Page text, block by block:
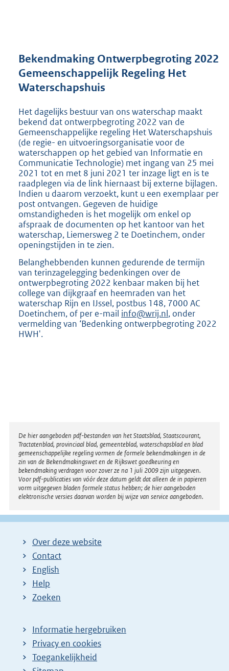
r
o
o
e
:
2
0
4
K
b
Bekendmaking Ontwerpbegroting 2022
Gemeenschappelijk Regeling Het
Waterschapshuis
Het dagelijks bestuur van ons waterschap maakt
bekend dat ontwerpbegroting 2022 van de
Gemeenschappelijke regeling Het Waterschapshuis
(de regie- en uitvoeringsorganisatie voor de
waterschappen op het gebied van Informatie en
Communicatie Technologie) met ingang van 25 mei
2021 tot en met 8 juni 2021 ter inzage ligt en is te
raadplegen via de link hiernaast bij externe bijlagen.
Indien u daarom verzoekt, kunt u een exemplaar per
post ontvangen. Gegeven de huidige
omstandigheden is het mogelijk om enkel op
afspraak de documenten op het kantoor van het
waterschap, Liemersweg 2 te Doetinchem, onder
openingstijden in te zien.
Belanghebbenden kunnen gedurende de termijn
van terinzagelegging bedenkingen over de
ontwerpbegroting 2022 kenbaar maken bij het
college van dijkgraaf en heemraden van het
waterschap Rijn en IJssel, postbus 148, 7000 AC
Doetinchem, of per e-mail info@wrij.nl, onder
vermelding van ‘Bedenking ontwerpbegroting 2022
HWH'.
Disclaimer
De hier aangeboden pdf-bestanden van het Staatsblad, Staatscourant,
Tractatenblad, provinciaal blad, gemeenteblad, waterschapsblad en blad
gemeenschappelijke regeling vormen de formele bekendmakingen in de
zin van de Bekendmakingswet en de Rijkswet goedkeuring en
bekendmaking verdragen voor zover ze na 1 juli 2009 zijn uitgegeven.
Voor pdf-publicaties van vóór deze datum geldt dat alleen de in papieren
vorm uitgegeven bladen formele status hebben; de hier aangeboden
elektronische versies daarvan worden bij wijze van service aangeboden.
Over deze website
Contact
English
Help
Zoeken
Informatie hergebruiken
Privacy en cookies
Toegankelijkheid